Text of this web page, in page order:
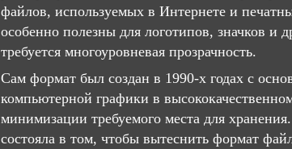
файлов, используемых в Интернете и
особенно полезны для логотипов, значков и
требуется многоуровневая прозрачность.
Сам формат был создан в 1990-х годах с
компьютерной графики в
минимизации требуемого места для
состояла в том, чтобы вытеснить формат